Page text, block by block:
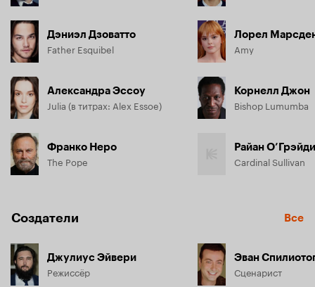
Дэниэл Дзоватто
Father Esquibel
Александра Эссоу
Julia (в титрах: Alex Essoe)
Франко Неро
The Pope
Лорел
Amy
Корнелл Джон
Bishop Lumumba
Райан О’Грэйди
Cardinal Sullivan
Создатели Все
Джулиус Эйвери
Режиссёр
Эван
Сценарист